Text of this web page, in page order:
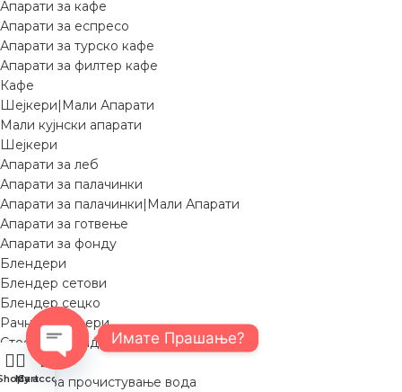
Апарати за кафе
Апарати за еспресо
Апарати за турско кафе
Апарати за филтер кафе
Кафе
Шејкери|Мали Апарати
Мали кујнски апарати
Шејкери
Апарати за леб
Апарати за палачинки
Апарати за палачинки|Мали Апарати
Апарати за готвење
Апарати за фонду
Блендери
Блендер сетови
Блендер сецко
Рачни блендери
Стоечки блендери
Бокали
Бокали за прочистување вода
Cart
My account
Имате Прашање?
Open